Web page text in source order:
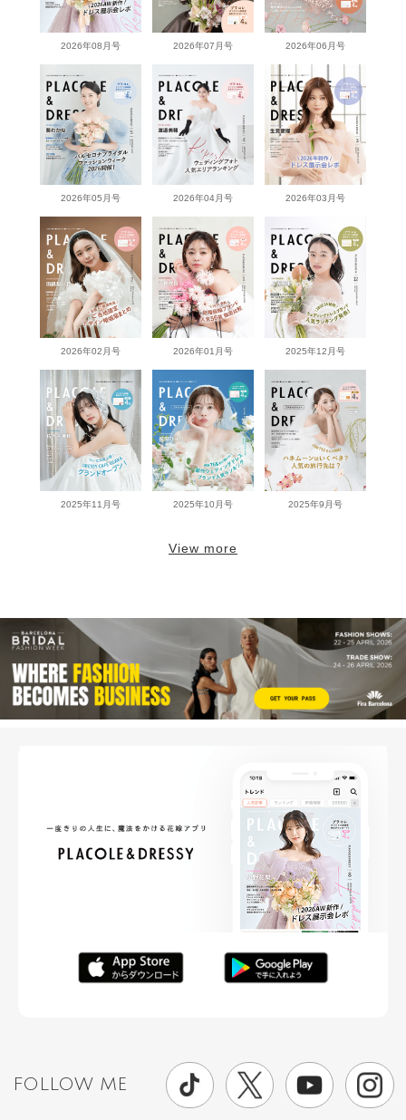
2026年08月号 2026年07月号 2026年06月号
2026年05月号 2026年04月号 2026年03月号
2026年02月号 2026年01月号 2025年12月号
2025年11月号 2025年10月号 2025年9月号
View more
FOLLOW ME